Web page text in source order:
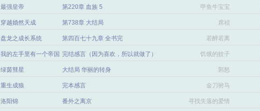
最强皇帝 第220章 血族 5 甲鱼牛宝宝
穿越婚然天成 第738章 大结局 席祯
盘龙之成长系统 第四百七十九章 全书完 若醉若离
我的左手里有一个帝国 完结感言（因为喜欢，所以就做了） 饥饿的蚊子
绿茵彗星 大结局 华丽的转身 郭怒
重生成狼 完本感言 金刀驸马
洛阳锦 番外之离京 寻找失落的爱情